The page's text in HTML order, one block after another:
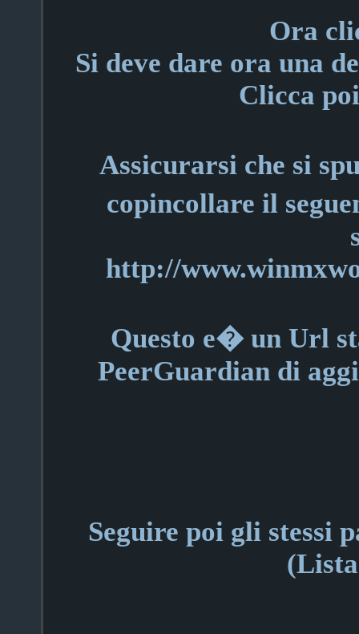
Ora
Si deve dare ora una
Clicca
Assicurarsi che si
copincollare il
http://
Questo e� un Url
PeerGuardian di
Seguire poi gli stessi